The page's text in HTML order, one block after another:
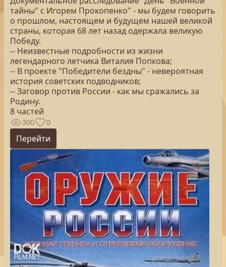
тайны" с Игорем Прокопенко" - мы будем говорить
о прошлом, настоящем и будущем нашей великой
страны, которая 68 лет назад одержала великую
Победу.
-- Неизвестные подробности из жизни
легендарного летчика Виталия Попкова;
-- В проекте "Победители бездны" - невероятная
история советских подводников;
-- Заговор против России - как мы сражались за
Родину.
8 частей
300 0
Перейти